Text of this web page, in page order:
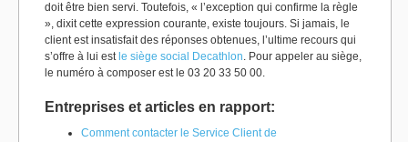
doit être bien servi. Toutefois, « l’exception qui confirme la règle
», dixit cette expression courante, existe toujours. Si jamais, le
client est insatisfait des réponses obtenues, l’ultime recours qui
s’offre à lui est le siège social Decathlon. Pour appeler au siège,
le numéro à composer est le 03 20 33 50 00.
Entreprises et articles en rapport:
Comment contacter le Service Client de